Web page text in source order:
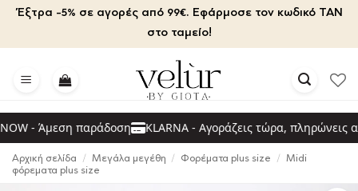
Μετάβαση
περιεχόμενο
Έξτρα -5% σε αγορές από 99€. Εφάρμοσε τον κωδικό TAN
στο ταμείο!
- Άμεση παράδοση KLARNA - Αγοράζεις τώρα, πληρώνεις
Αρχική σελίδα / Μεγάλα μεγέθη / Φορέματα plus size / Midi
φόρεματα plus size